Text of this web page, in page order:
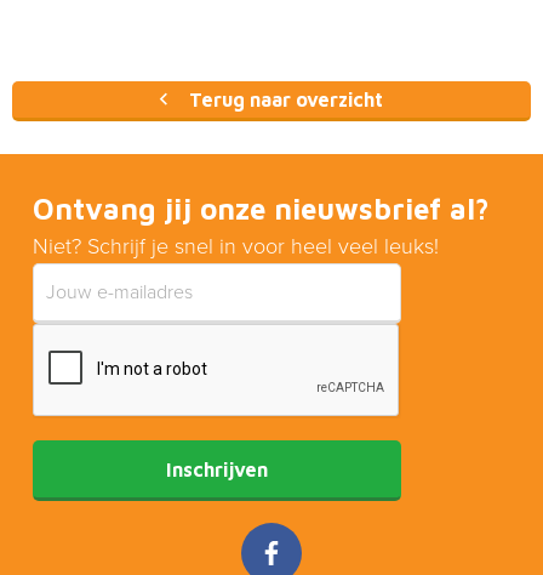
Terug naar overzicht
Ontvang jij onze nieuwsbrief al?
Niet? Schrijf je snel in voor heel veel leuks!
Inschrijven